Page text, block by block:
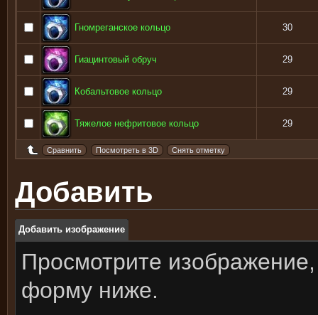
Гномреганское кольцо 30
Гиацинтовый обруч 29
Кобальтовое кольцо 29
Тяжелое нефритовое кольцо 29
Добавить
Добавить изображение
Просмотрите изображение,
форму ниже.